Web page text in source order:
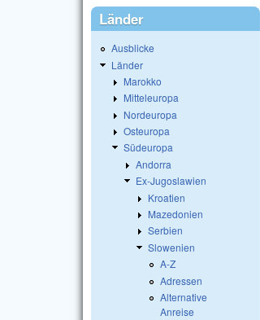
Länder
Ausblicke
Länder
Marokko
Mitteleuropa
Nordeuropa
Osteuropa
Südeuropa
Andorra
Ex-Jugoslawien
Kroatien
Mazedonien
Serbien
Slowenien
A-Z
Adressen
Alternative
Anreise